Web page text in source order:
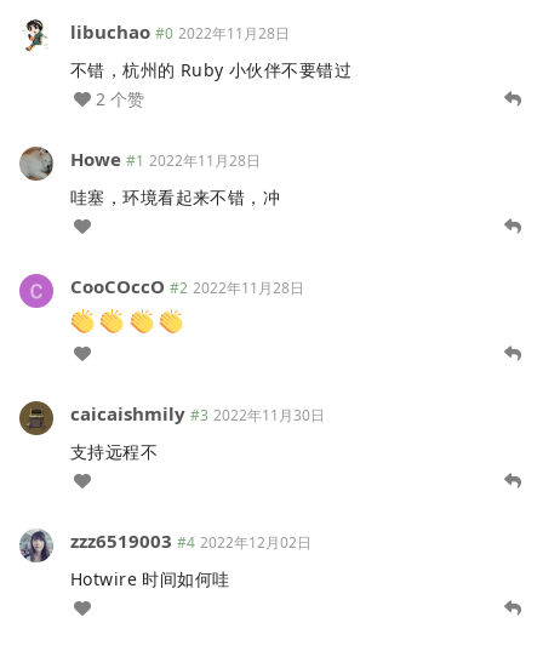
libuchao #0 2022年11月28日
不错，杭州的 Ruby 小伙伴不要错过
2 个赞
Howe #1 2022年11月28日
哇塞，环境看起来不错，冲
CooCOccO #2 2022年11月28日
caicaishmily #3 2022年11月30日
支持远程不
zzz6519003 #4 2022年12月02日
Hotwire 时间如何哇